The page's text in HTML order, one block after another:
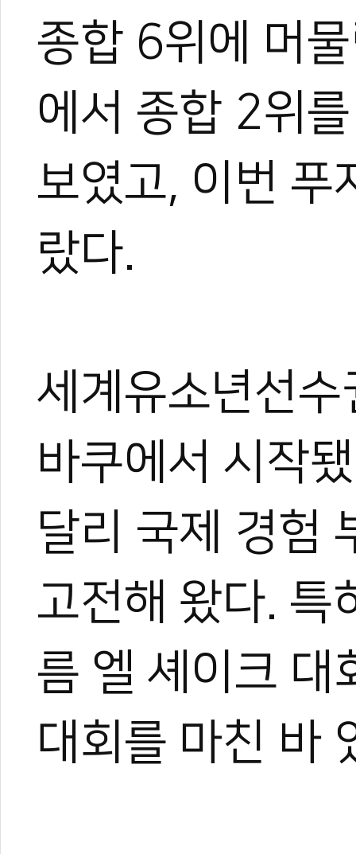
종합 6위에 머
에서 종합 2위
보였고, 이번 푸
랐다.
세계유소년선
바쿠에서 시작
달리 국제 경험
고전해 왔다.
름 엘 셰이크 대
대회를 마친 바
한혜진
태권도 경기인 출신의 태
며, 20여 년간 65개국 300
장 중심의 심층 취재를 이
텐츠를 다각화해 온 전문가
과 콘텐츠 제작 및 홍보 마
야)와 대학 겸임교수로도
화 발전에 힘쓰고 있다.